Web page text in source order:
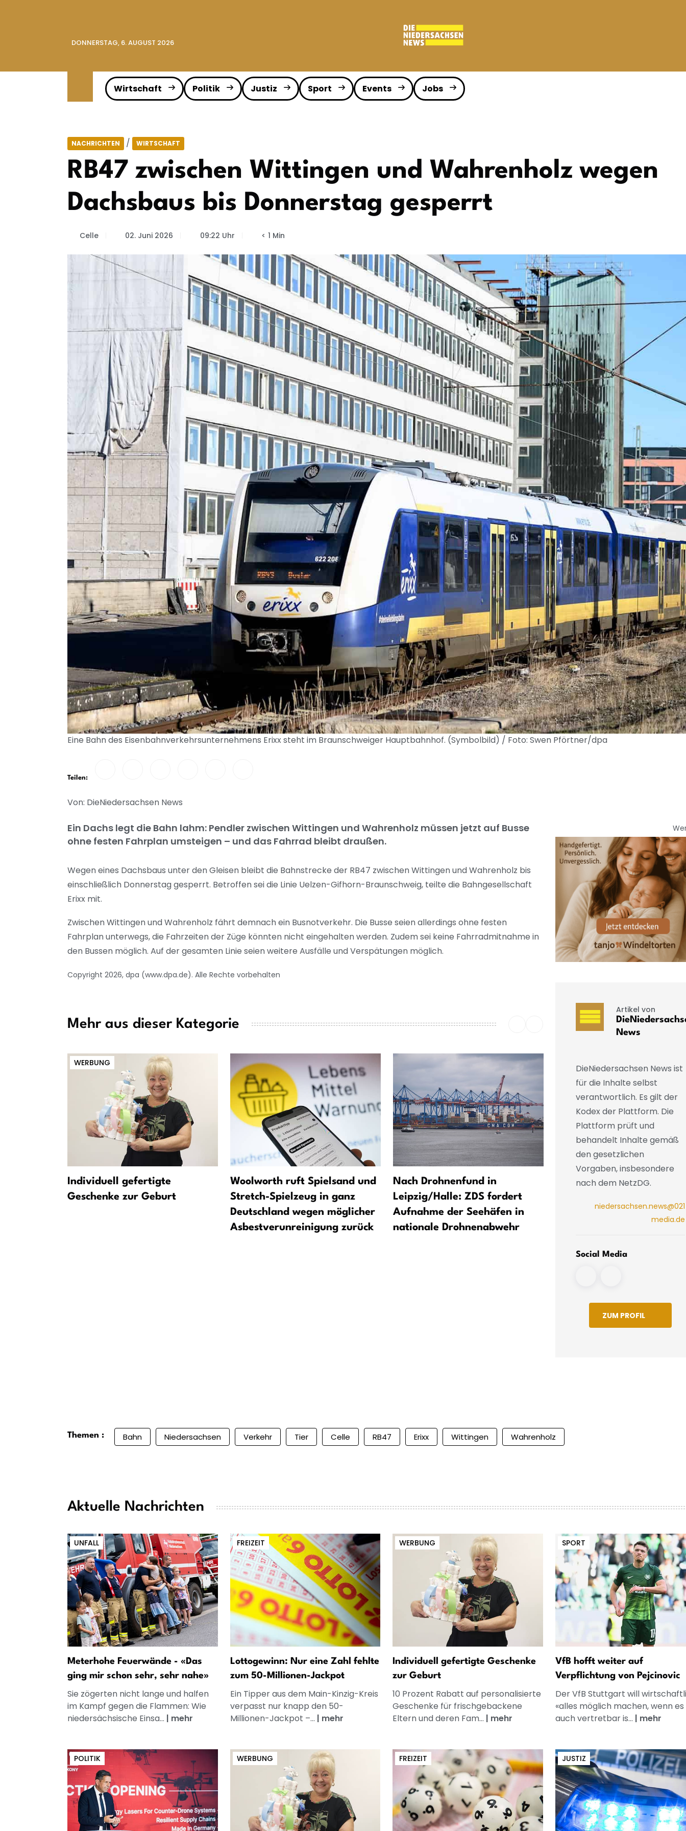
DONNERSTAG, 6. AUGUST 2026
Wirtschaft Politik Justiz Sport Events Jobs
NACHRICHTEN / WIRTSCHAFT
RB47 zwischen Wittingen und Wahrenholz wegen
Dachsbaus bis Donnerstag gesperrt
Celle 02. Juni 2026 09:22 Uhr < 1 Min
Eine Bahn des Eisenbahnverkehrsunternehmens Erixx steht im Braunschweiger Hauptbahnhof. (Symbolbild) / Foto: Swen Pförtner/dpa
Teilen:
Von: DieNiedersachsen News
Ein Dachs legt die Bahn lahm: Pendler zwischen Wittingen und Wahrenholz müssen jetzt auf Busse
ohne festen Fahrplan umsteigen – und das Fahrrad bleibt draußen.
Wegen eines Dachsbaus unter den Gleisen bleibt die Bahnstrecke der RB47 zwischen Wittingen und Wahrenholz bis
einschließlich Donnerstag gesperrt. Betroffen sei die Linie Uelzen-Gifhorn-Braunschweig, teilte die Bahngesellschaft
Erixx mit.
Zwischen Wittingen und Wahrenholz fährt demnach ein Busnotverkehr. Die Busse seien allerdings ohne festen
Fahrplan unterwegs, die Fahrzeiten der Züge könnten nicht eingehalten werden. Zudem sei keine Fahrradmitnahme in
den Bussen möglich. Auf der gesamten Linie seien weitere Ausfälle und Verspätungen möglich.
Copyright 2026, dpa (www.dpa.de). Alle Rechte vorbehalten
Mehr aus dieser Kategorie
WERBUNG
Individuell gefertigte
Geschenke zur Geburt
Woolworth ruft Spielsand und
Stretch-Spielzeug in ganz
Deutschland wegen möglicher
Asbestverunreinigung zurück
Nach Drohnenfund in
Leipzig/Halle: ZDS fordert
Aufnahme der Seehäfen in
nationale Drohnenabwehr
Wer liegt vorn? Nabu-
Artikel von
News
DieNiedersachsen News ist
für die Inhalte selbst
verantwortlich. Es gilt der
Kodex der Plattform. Die
Plattform prüft und
behandelt Inhalte gemäß
den gesetzlichen
Vorgaben, insbesondere
nach dem NetzDG.
niedersachsen.news@021
media.de
Social Media
ZUM PROFIL
Themen : Bahn Niedersachsen Verkehr Tier Celle RB47 Erixx Wittingen Wahrenholz
Aktuelle Nachrichten
UNFALL
Meterhohe Feuerwände - «Das
ging mir schon sehr, sehr nahe»
Sie zögerten nicht lange und halfen
im Kampf gegen die Flammen: Wie
niedersächsische Einsa... | mehr
FREIZEIT
Lottogewinn: Nur eine Zahl fehlte
zum 50-Millionen-Jackpot
Ein Tipper aus dem Main-Kinzig-Kreis
verpasst nur knapp den 50-
Millionen-Jackpot –... | mehr
WERBUNG
Individuell gefertigte Geschenke
zur Geburt
10 Prozent Rabatt auf personalisierte
Geschenke für frischgebackene
Eltern und deren Fam... | mehr
SPORT
VfB hofft weiter auf
Verpflichtung von Pejcinovic
Der VfB Stuttgart will
«alles möglich machen, wenn es
auch vertretbar is... | mehr
POLITIK WERBUNG FREIZEIT JUSTIZ